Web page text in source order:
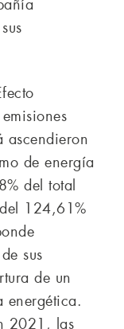
ascendieron
de energía
del total
124,61%
sus
de un
energética.
2021, las